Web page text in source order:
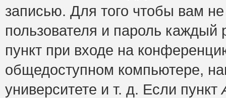
записью. Для того чтобы вам
пользователя и пароль
пункт при входе на
общедоступном компьютере,
университете и т. д. Если пункт